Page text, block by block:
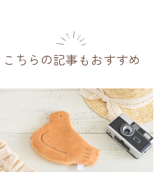
こちらの記事もおすすめ